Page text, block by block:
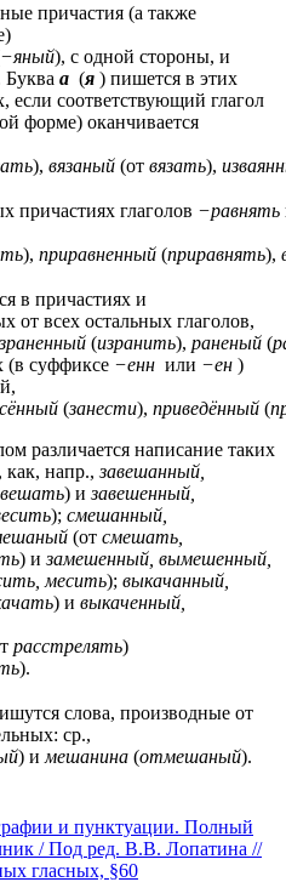
причастия (а также
−яный), с одной стороны, и
Буква а (я ) пишется в этих
если соответствующий глагол
форме) оканчивается
), вязаный (от вязать),
причастиях глаголов −равнять
), приравненный (приравнять),
в причастиях и
от всех остальных глаголов,
(изранить), раненый (
(в суффиксе −енн или −ен )
(занести), приведённый (
различается написание таких
как, напр.,завешанный,
) изавешенный,
); смешанный,
(от смешать,
) изамешенный, вымешенный,
месить); выкачанный,
) и выкаченный,
расстрелять)
).
слова, производные от
ср.,
) и мешанина (отмешаный).
и пунктуации. Полный
/ Под ред. В.В. Лопатина //
гласных, §60